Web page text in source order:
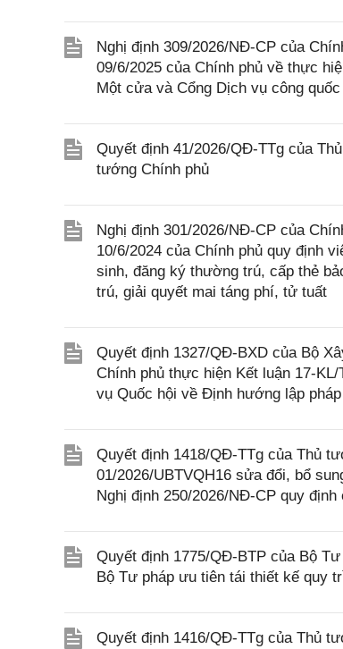
Nghị định 309/2026/NĐ-CP của
09/6/2025 của Chính phủ về thực
Một cửa và Cổng Dịch vụ công
Quyết định 41/2026/QĐ-TTg của
tướng Chính phủ
Nghị định 301/2026/NĐ-CP của
10/6/2024 của Chính phủ quy định
sinh, đăng ký thường trú, cấp thẻ
trú, giải quyết mai táng phí, tử tuất
Quyết định 1327/QĐ-BXD của Bộ
Chính phủ thực hiện Kết luận 17-
vụ Quốc hội về Định hướng lập
Quyết định 1418/QĐ-TTg của Thủ
01/2026/UBTVQH16 sửa đổi, bổ
Nghị định 250/2026/NĐ-CP quy
Quyết định 1775/QĐ-BTP của Bộ
Bộ Tư pháp ưu tiên tái thiết kế quy
Quyết định 1416/QĐ-TTg của Thủ